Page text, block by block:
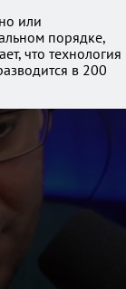
или
порядке,
что технология
в 200